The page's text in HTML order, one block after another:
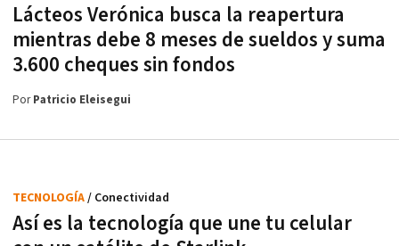
Lácteos Verónica busca la reapertura
mientras debe 8 meses de sueldos y suma
3.600 cheques sin fondos
PorPatricio Eleisegui
Así es la tecnología que une tu celular
TECNOLOGÍA/ Conectividad